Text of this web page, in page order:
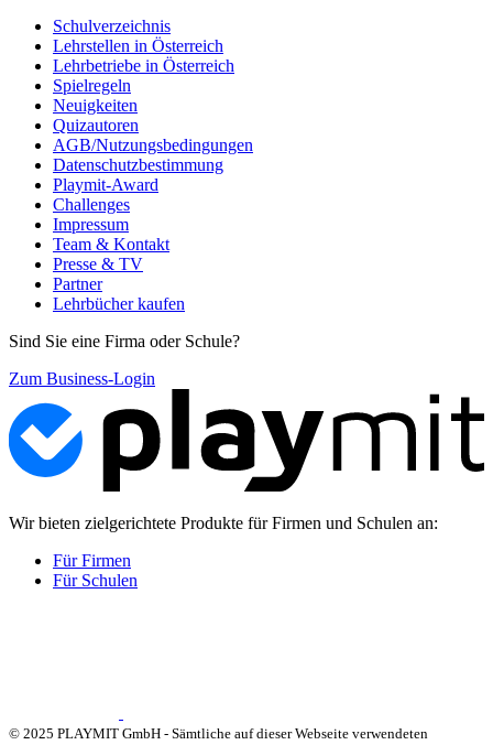
Schulverzeichnis
Lehrstellen in Österreich
Lehrbetriebe in Österreich
Spielregeln
Neuigkeiten
Quizautoren
AGB/Nutzungsbedingungen
Datenschutzbestimmung
Playmit-Award
Challenges
Impressum
Team & Kontakt
Presse & TV
Partner
Lehrbücher kaufen
Sind Sie eine Firma oder Schule?
Zum Business-Login
Wir bieten zielgerichtete Produkte für Firmen und Schulen an:
Für Firmen
Für Schulen
© 2025 PLAYMIT GmbH - Sämtliche auf dieser Webseite verwendeten